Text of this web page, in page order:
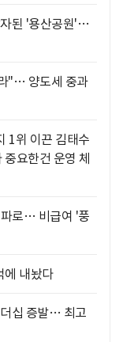
자된 '용산공원'…
"… 양도세 중과
1위 이끈 김태수
요한건 운영 체
파로… 비급여 '풍
에 내놨다
십 증발… 최고